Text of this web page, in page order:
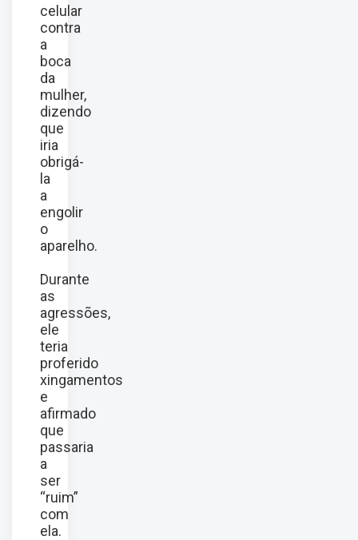
celular
contra
a
boca
da
mulher,
dizendo
que
iria
obrigá-
la
a
engolir
o
aparelho.
Durante
as
agressões,
ele
teria
proferido
xingamentos
e
afirmado
que
passaria
a
ser
“ruim”
com
ela.